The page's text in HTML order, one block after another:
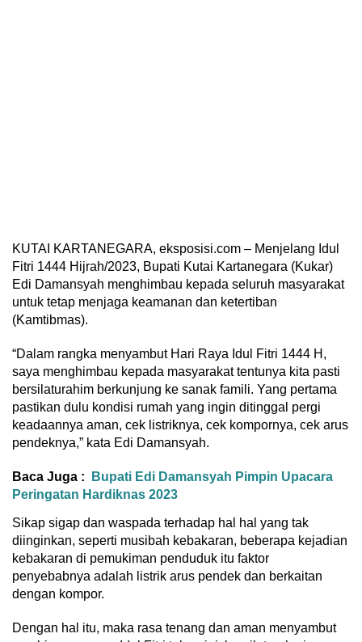
KUTAI KARTANEGARA, eksposisi.com – Menjelang Idul
Fitri 1444 Hijrah/2023, Bupati Kutai Kartanegara (Kukar)
Edi Damansyah menghimbau kepada seluruh masyarakat
untuk tetap menjaga keamanan dan ketertiban
(Kamtibmas).
“Dalam rangka menyambut Hari Raya Idul Fitri 1444 H,
saya menghimbau kepada masyarakat tentunya kita pasti
bersilaturahim berkunjung ke sanak famili. Yang pertama
pastikan dulu kondisi rumah yang ingin ditinggal pergi
keadaannya aman, cek listriknya, cek kompornya, cek arus
pendeknya,” kata Edi Damansyah.
Baca Juga :
Bupati Edi Damansyah Pimpin Upacara
Peringatan Hardiknas 2023
Sikap sigap dan waspada terhadap hal hal yang tak
diinginkan, seperti musibah kebakaran, beberapa kejadian
kebakaran di pemukiman penduduk itu faktor
penyebabnya adalah listrik arus pendek dan berkaitan
dengan kompor.
Dengan hal itu, maka rasa tenang dan aman menyambut